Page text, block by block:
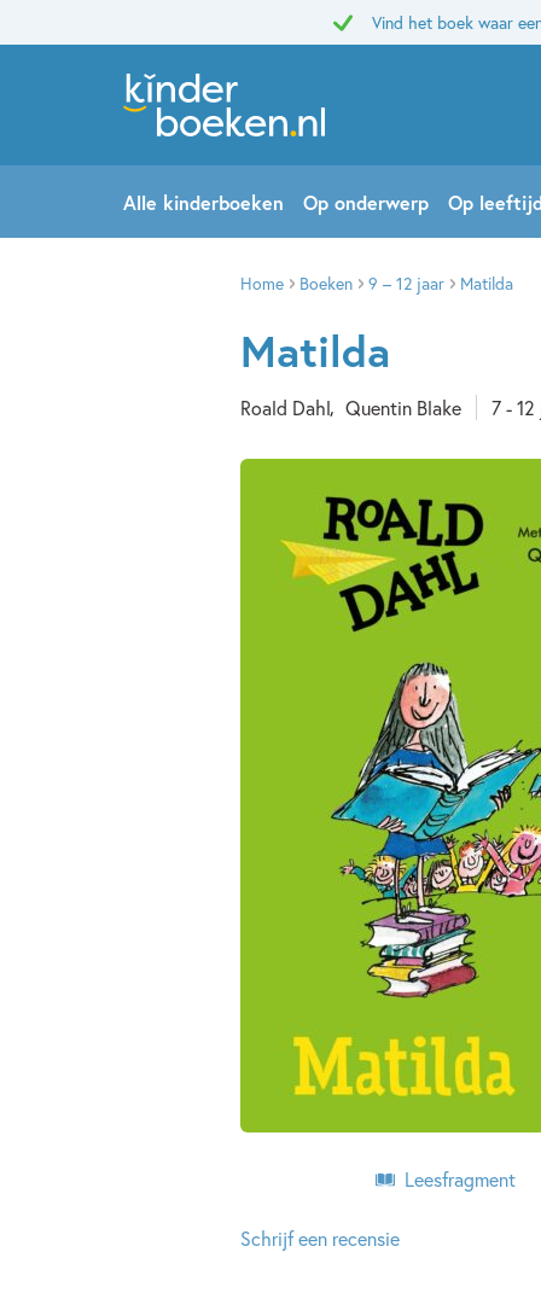
Vind het boek waar
Alle kinderboeken Op onderwerp Op
Home Boeken 9 – 12 jaar Matilda
Matilda
Roald Dahl Quentin Blake 7 - 12
Leesfragment
Schrijf een recensie